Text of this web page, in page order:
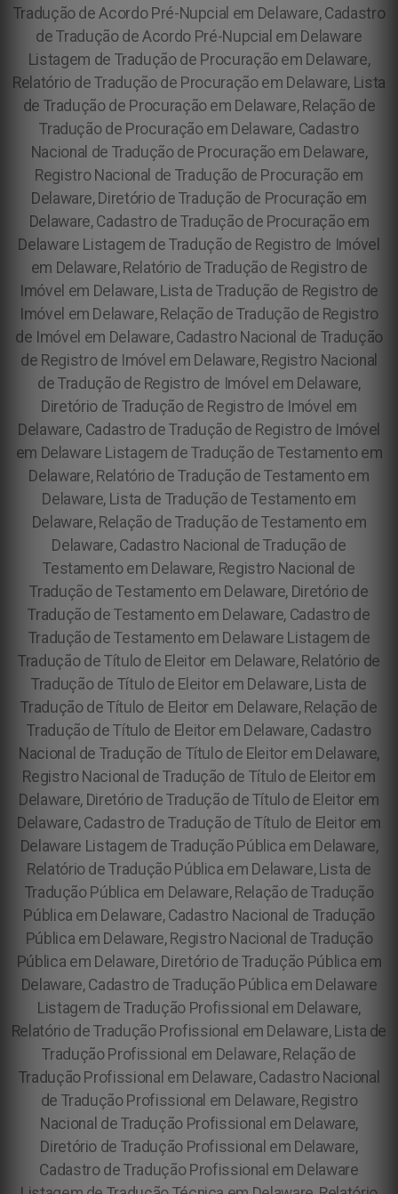
Tradução de Acordo Pré-Nupcial em Delaware, Cadastro
de Tradução de Acordo Pré-Nupcial em Delaware
Listagem de Tradução de Procuração em Delaware,
Relatório de Tradução de Procuração em Delaware, Lista
de Tradução de Procuração em Delaware, Relação de
Tradução de Procuração em Delaware, Cadastro
Nacional de Tradução de Procuração em Delaware,
Registro Nacional de Tradução de Procuração em
Delaware, Diretório de Tradução de Procuração em
Delaware, Cadastro de Tradução de Procuração em
Delaware Listagem de Tradução de Registro de Imóvel
em Delaware, Relatório de Tradução de Registro de
Imóvel em Delaware, Lista de Tradução de Registro de
Imóvel em Delaware, Relação de Tradução de Registro
de Imóvel em Delaware, Cadastro Nacional de Tradução
de Registro de Imóvel em Delaware, Registro Nacional
de Tradução de Registro de Imóvel em Delaware,
Diretório de Tradução de Registro de Imóvel em
Delaware, Cadastro de Tradução de Registro de Imóvel
em Delaware Listagem de Tradução de Testamento em
Delaware, Relatório de Tradução de Testamento em
Delaware, Lista de Tradução de Testamento em
Delaware, Relação de Tradução de Testamento em
Delaware, Cadastro Nacional de Tradução de
Testamento em Delaware, Registro Nacional de
Tradução de Testamento em Delaware, Diretório de
Tradução de Testamento em Delaware, Cadastro de
Tradução de Testamento em Delaware Listagem de
Tradução de Título de Eleitor em Delaware, Relatório de
Tradução de Título de Eleitor em Delaware, Lista de
Tradução de Título de Eleitor em Delaware, Relação de
Tradução de Título de Eleitor em Delaware, Cadastro
Nacional de Tradução de Título de Eleitor em Delaware,
Registro Nacional de Tradução de Título de Eleitor em
Delaware, Diretório de Tradução de Título de Eleitor em
Delaware, Cadastro de Tradução de Título de Eleitor em
Delaware Listagem de Tradução Pública em Delaware,
Relatório de Tradução Pública em Delaware, Lista de
Tradução Pública em Delaware, Relação de Tradução
Pública em Delaware, Cadastro Nacional de Tradução
Pública em Delaware, Registro Nacional de Tradução
Pública em Delaware, Diretório de Tradução Pública em
Delaware, Cadastro de Tradução Pública em Delaware
Listagem de Tradução Profissional em Delaware,
Relatório de Tradução Profissional em Delaware, Lista de
Tradução Profissional em Delaware, Relação de
Tradução Profissional em Delaware, Cadastro Nacional
de Tradução Profissional em Delaware, Registro
Nacional de Tradução Profissional em Delaware,
Diretório de Tradução Profissional em Delaware,
Cadastro de Tradução Profissional em Delaware